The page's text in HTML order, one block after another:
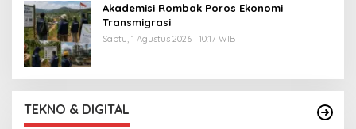
Akademisi Rombak Poros Ekonomi
Transmigrasi
Sabtu, 1 Agustus 2026 | 10:17 WIB
TEKNO & DIGITAL